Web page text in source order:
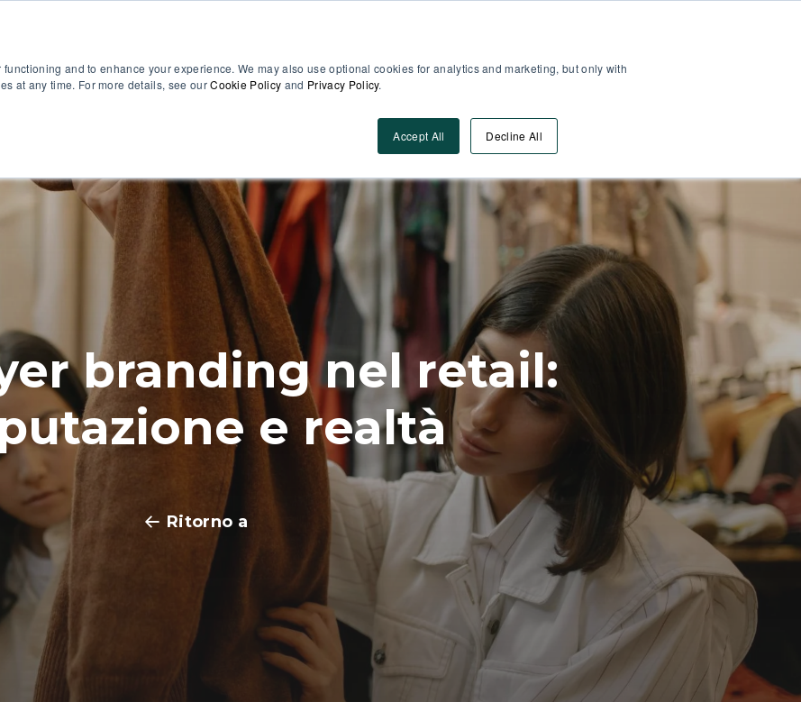
and to enhance your experience. We may also use optional cookies for analytics and marketing, but only with
at any time. For more details, see ourCookie Policy and Privacy Policy.
Accept All Decline All
Risorse Vai Alla DEMO
branding nel retail:
e realtà
Ritorno a